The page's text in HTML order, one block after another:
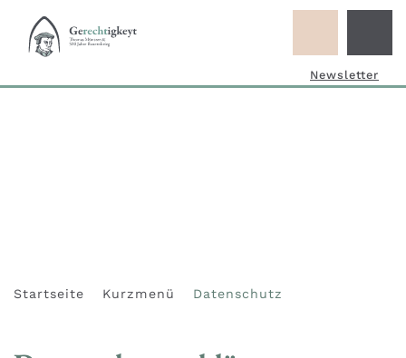
Newsletter
Startseite Kurzmenü Datenschutz